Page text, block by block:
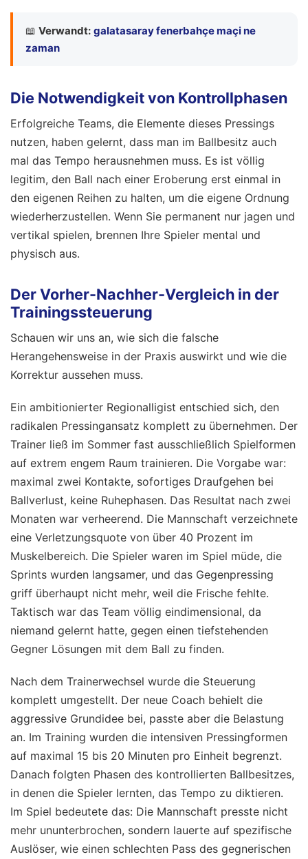
📖 Verwandt: galatasaray fenerbahçe maçi ne
zaman
Die Notwendigkeit von Kontrollphasen
Erfolgreiche Teams, die Elemente dieses Pressings
nutzen, haben gelernt, dass man im Ballbesitz auch
mal das Tempo herausnehmen muss. Es ist völlig
legitim, den Ball nach einer Eroberung erst einmal in
den eigenen Reihen zu halten, um die eigene Ordnung
wiederherzustellen. Wenn Sie permanent nur jagen und
vertikal spielen, brennen Ihre Spieler mental und
physisch aus.
Der Vorher-Nachher-Vergleich in der
Trainingssteuerung
Schauen wir uns an, wie sich die falsche
Herangehensweise in der Praxis auswirkt und wie die
Korrektur aussehen muss.
Ein ambitionierter Regionalligist entschied sich, den
radikalen Pressingansatz komplett zu übernehmen. Der
Trainer ließ im Sommer fast ausschließlich Spielformen
auf extrem engem Raum trainieren. Die Vorgabe war:
maximal zwei Kontakte, sofortiges Draufgehen bei
Ballverlust, keine Ruhephasen. Das Resultat nach zwei
Monaten war verheerend. Die Mannschaft verzeichnete
eine Verletzungsquote von über 40 Prozent im
Muskelbereich. Die Spieler waren im Spiel müde, die
Sprints wurden langsamer, und das Gegenpressing
griff überhaupt nicht mehr, weil die Frische fehlte.
Taktisch war das Team völlig eindimensional, da
niemand gelernt hatte, gegen einen tiefstehenden
Gegner Lösungen mit dem Ball zu finden.
Nach dem Trainerwechsel wurde die Steuerung
komplett umgestellt. Der neue Coach behielt die
aggressive Grundidee bei, passte aber die Belastung
an. Im Training wurden die intensiven Pressingformen
auf maximal 15 bis 20 Minuten pro Einheit begrenzt.
Danach folgten Phasen des kontrollierten Ballbesitzes,
in denen die Spieler lernten, das Tempo zu diktieren.
Im Spiel bedeutete das: Die Mannschaft presste nicht
mehr ununterbrochen, sondern lauerte auf spezifische
Auslöser, wie einen schlechten Pass des gegnerischen